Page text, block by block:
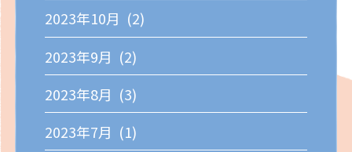
2023年10月 (2)
2023年9月 (2)
2023年8月 (3)
2023年7月 (1)